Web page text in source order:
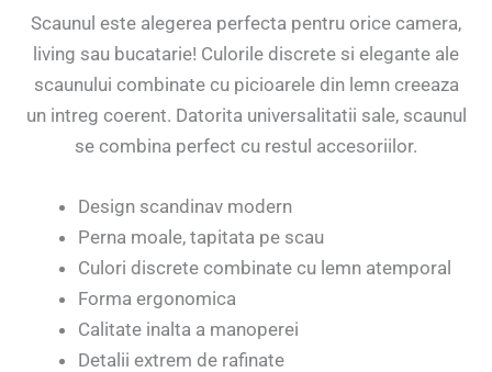
Scaunul este alegerea perfecta pentru orice camera,
living sau bucatarie! Culorile discrete si elegante ale
scaunului combinate cu picioarele din lemn creeaza
un intreg coerent. Datorita universalitatii sale, scaunul
se combina perfect cu restul accesoriilor.
Design scandinav modern
Perna moale, tapitata pe scau
Culori discrete combinate cu lemn atemporal
Forma ergonomica
Calitate inalta a manoperei
Detalii extrem de rafinate